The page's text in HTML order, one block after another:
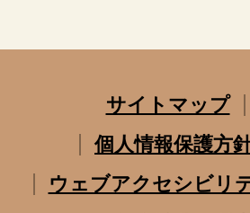
サイトマップ
個人情報保護方
ウェブアクセシビリ